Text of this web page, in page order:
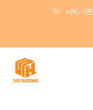
+86-